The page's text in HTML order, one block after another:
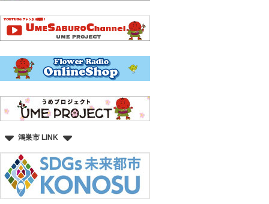
鴻巣市 LINK